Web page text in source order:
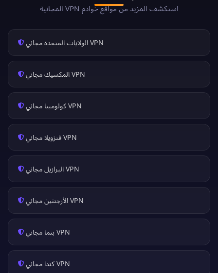
استكشف المزيد من مواقع خوادم VPN المجانية
VPN الولايات المتحدة مجاني
VPN المكسيك مجاني
VPN كولومبيا مجاني
VPN فنزويلا مجاني
VPN البرازيل مجاني
VPN الأرجنتين مجاني
VPN بنما مجاني
VPN كندا مجاني